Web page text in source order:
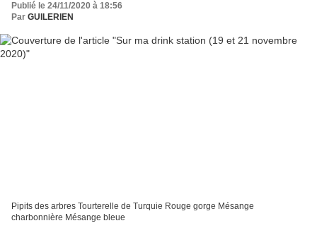
Publié le 24/11/2020 à 18:56
Par GUILERIEN
Pipits des arbres Tourterelle de Turquie Rouge gorge Mésange
charbonnière Mésange bleue